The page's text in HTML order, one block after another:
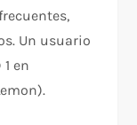
Un usuario
en